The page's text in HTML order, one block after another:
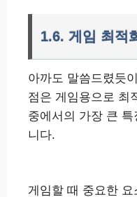
1.6. 게임 최적
아까도 말씀드렸듯
점은 게임용으로 최
중에서의 가장 큰
니다.
게임할 때 중요한